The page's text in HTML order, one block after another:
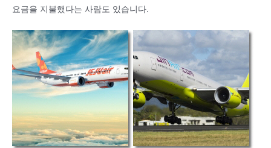
요금을 지불했다는 사람도 있습니다.